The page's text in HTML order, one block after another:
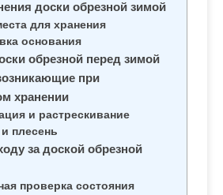
доски обрезной зимой
для хранения
основания
обрезной перед зимой
при
хранении
и растрескивание
плесень
за доской обрезной
проверка состояния